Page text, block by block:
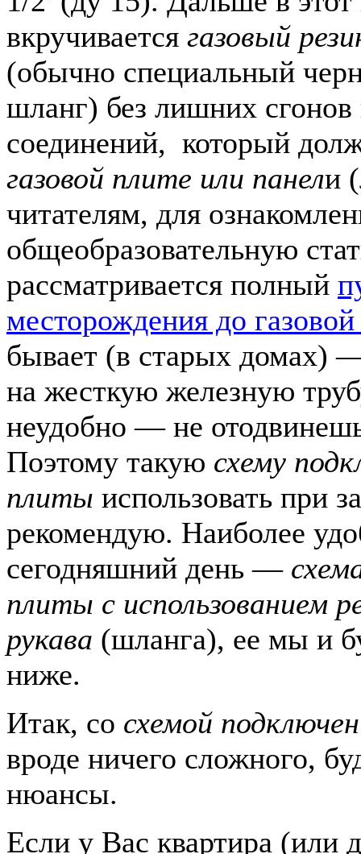
вкручивается газовый
(обычно специальный
шланг) без лишних сгонов
соединений, который
газовой плите или панели
читателям, для
общеобразовательную
рассматривается полный
месторождения до
бывает (в старых домах)
на жесткую железную
неудобно — не
Поэтому такую схему
плиты использовать при
рекомендую. Наиболее
сегодняшний день —
плиты с использованием
рукава (шланга), ее мы и
ниже.
Итак, со схемой
вроде ничего сложного,
нюансы.
Если у Вас квартира (или